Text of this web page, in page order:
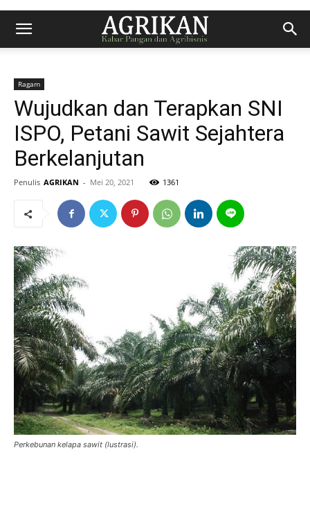
Ragam
Wujudkan dan Terapkan SNI
ISPO, Petani Sawit Sejahtera
Berkelanjutan
Penulis AGRIKAN - Mei 20, 2021 1361
Perkebunan kelapa sawit (lustrasi).